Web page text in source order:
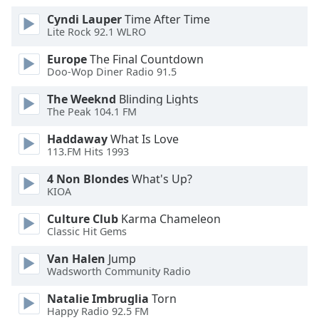
Background
Color
Opacity
Area
Background
Font
Cyndi LauperTime After Time
Lite Rock 92.1 WLRO
EuropeThe Final Countdown
Doo-Wop Diner Radio 91.5
The Weeknd Blinding Lights
The Peak 104.1 FM
HaddawayWhat Is Love
113.FM Hits 1993
4 Non BlondesWhat's Up?
KIOA
Culture Club Karma Chameleon
Classic Hit Gems
Van Halen Jump
Wadsworth Community Radio
Natalie Imbruglia Torn
Happy Radio 92.5 FM